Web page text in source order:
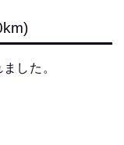
した。